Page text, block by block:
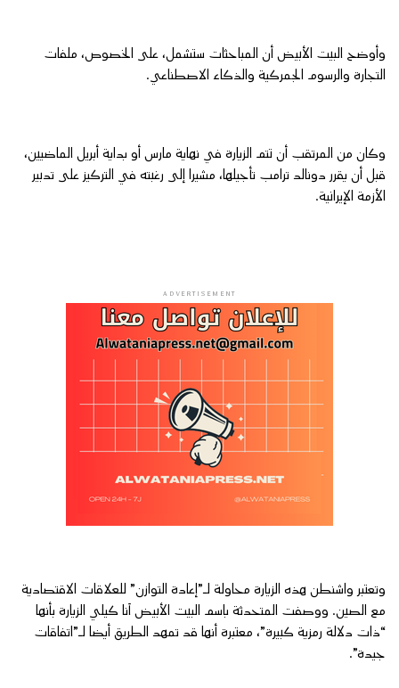
وأوضح البيت الأبيض أن المباحثات ستشمل، على الخصوص، ملفات
التجارة والرسوم الجمركية والذكاء الاصطناعي.
وكان من المرتقب أن تتم الزيارة في نهاية مارس أو بداية أبريل الماضيين،
قبل أن يقرر دونالد ترامب تأجيلها، مشيرا إلى رغبته في التركيز على تدبير
الأزمة الإيرانية.
ADVERTISEMENT
وتعتبر واشنطن هذه الزيارة محاولة لـ”إعادة التوازن” للعلاقات الاقتصادية
مع الصين. ووصفت المتحدثة باسم البيت الأبيض آنا كيلي الزيارة بأنها
“ذات دلالة رمزية كبيرة”، معتبرة أنها قد تمهد الطريق أيضا لـ”اتفاقات
جيدة”.